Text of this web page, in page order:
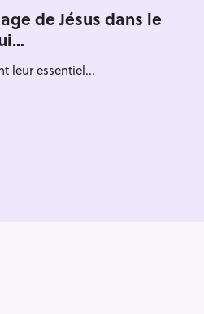
de Jésus dans le
leur essentiel...